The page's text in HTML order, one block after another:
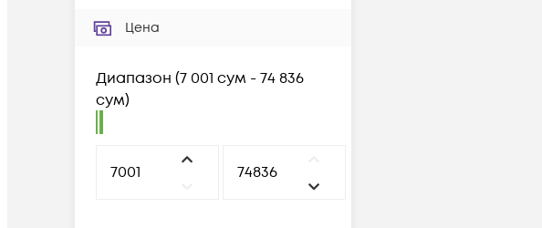
Цена
Диапазон (7 001 сум - 74 836
сум)